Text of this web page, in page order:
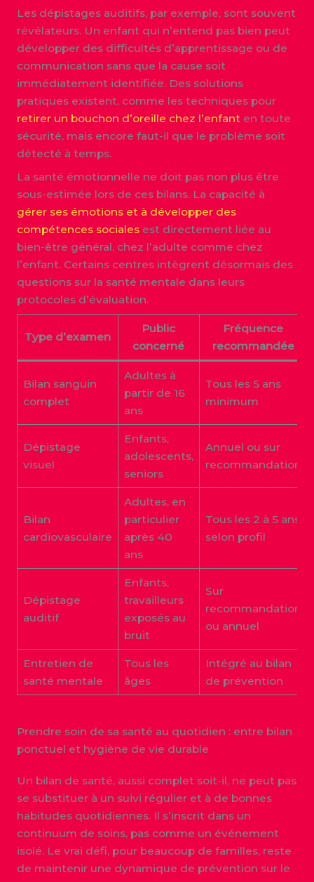
Les dépistages auditifs, par exemple, sont souvent
révélateurs. Un enfant qui n’entend pas bien peut
développer des difficultés d’apprentissage ou de
communication sans que la cause soit
immédiatement identifiée. Des solutions
pratiques existent, comme les techniques pour
retirer un bouchon d’oreille chez l’enfanten toute
sécurité, mais encore faut-il que le problème soit
détecté à temps.
La santé émotionnelle ne doit pas non plus être
sous-estimée lors de ces bilans. La capacité à
gérer ses émotions et à développer des
compétences socialesest directement liée au
bien-être général, chez l’adulte comme chez
l’enfant. Certains centres intègrent désormais des
questions sur la santé mentale dans leurs
protocoles d’évaluation.
Type d’examen
Public
concerné
Fréquence
recommandée
Bilan sanguin
complet
Adultes à
partir de 16
ans
Tous les 5 ans
minimum
Dépistage
visuel
Enfants,
adolescents,
seniors
Annuel ou sur
recommandation
Bilan
cardiovasculaire
Adultes, en
particulier
après 40
ans
Tous les 2 à 5 ans
selon profil
Dépistage
auditif
Enfants,
travailleurs
exposés au
bruit
Sur
recommandation
ou annuel
Entretien de
santé mentale
Tous les
âges
Intégré au bilan
de prévention
Prendre soin de sa santé au quotidien : entre bilan
ponctuel et hygiène de vie durable
Un bilan de santé, aussi complet soit-il, ne peut pas
se substituer à un suivi régulier et à de bonnes
habitudes quotidiennes. Il s’inscrit dans un
continuum de soins, pas comme un événement
isolé. Le vrai défi, pour beaucoup de familles, reste
de maintenir une dynamique de prévention sur le